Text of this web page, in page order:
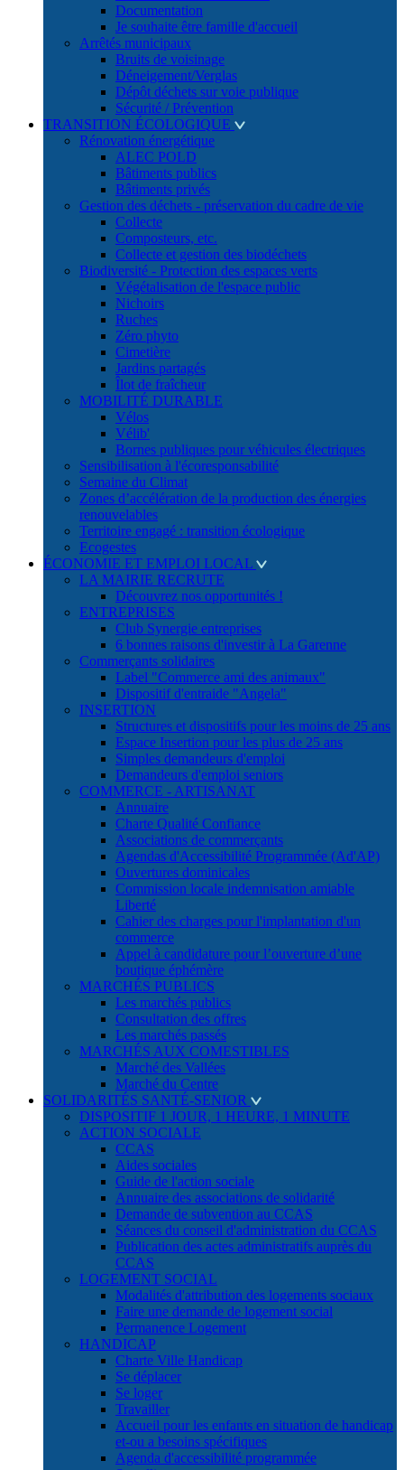
Documentation
Je souhaite être famille d'accueil
Arrêtés municipaux
Bruits de voisinage
Déneigement/Verglas
Dépôt déchets sur voie publique
Sécurité / Prévention
TRANSITION ÉCOLOGIQUE
Rénovation énergétique
ALEC POLD
Bâtiments publics
Bâtiments privés
Gestion des déchets - préservation du cadre de vie
Collecte
Composteurs, etc.
Collecte et gestion des biodéchets
Biodiversité - Protection des espaces verts
Végétalisation de l'espace public
Nichoirs
Ruches
Zéro phyto
Cimetière
Jardins partagés
Îlot de fraîcheur
MOBILITÉ DURABLE
Vélos
Vélib'
Bornes publiques pour véhicules électriques
Sensibilisation à l'écoresponsabilité
Semaine du Climat
Zones d’accélération de la production des énergies
renouvelables
Territoire engagé : transition écologique
Ecogestes
ÉCONOMIE ET EMPLOI LOCAL
LA MAIRIE RECRUTE
Découvrez nos opportunités !
ENTREPRISES
Club Synergie entreprises
6 bonnes raisons d'investir à La Garenne
Commerçants solidaires
Label "Commerce ami des animaux"
Dispositif d'entraide "Angela"
INSERTION
Structures et dispositifs pour les moins de 25 ans
Espace Insertion pour les plus de 25 ans
Simples demandeurs d'emploi
Demandeurs d'emploi seniors
COMMERCE - ARTISANAT
Annuaire
Charte Qualité Confiance
Associations de commerçants
Agendas d'Accessibilité Programmée (Ad'AP)
Ouvertures dominicales
Commission locale indemnisation amiable
Liberté
Cahier des charges pour l'implantation d'un
commerce
Appel à candidature pour l’ouverture d’une
boutique éphémère
MARCHÉS PUBLICS
Les marchés publics
Consultation des offres
Les marchés passés
MARCHÉS AUX COMESTIBLES
Marché des Vallées
Marché du Centre
SOLIDARITÉS SANTÉ-SENIOR
DISPOSITIF 1 JOUR, 1 HEURE, 1 MINUTE
ACTION SOCIALE
CCAS
Aides sociales
Guide de l'action sociale
Annuaire des associations de solidarité
Demande de subvention au CCAS
Séances du conseil d'administration du CCAS
Publication des actes administratifs auprès du
CCAS
LOGEMENT SOCIAL
Modalités d'attribution des logements sociaux
Faire une demande de logement social
Permanence Logement
HANDICAP
Charte Ville Handicap
Se déplacer
Se loger
Travailler
Accueil pour les enfants en situation de handicap
et-ou a besoins spécifiques
Agenda d'accessibilité programmée